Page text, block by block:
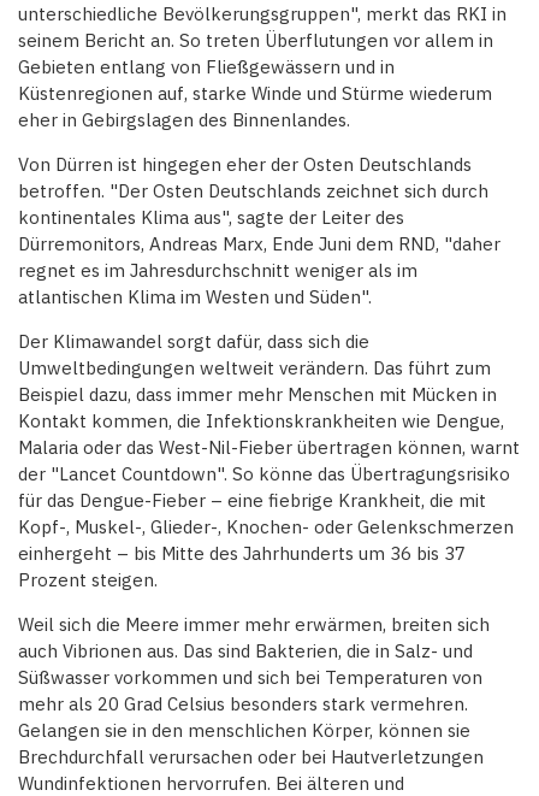
unterschiedliche Bevölkerungsgruppen", merkt das RKI in
seinem Bericht an. So treten Überflutungen vor allem in
Gebieten entlang von Fließgewässern und in
Küstenregionen auf, starke Winde und Stürme wiederum
eher in Gebirgslagen des Binnenlandes.
Von Dürren ist hingegen eher der Osten Deutschlands
betroffen. "Der Osten Deutschlands zeichnet sich durch
kontinentales Klima aus", sagte der Leiter des
Dürremonitors, Andreas Marx, Ende Juni dem RND, "daher
regnet es im Jahresdurchschnitt weniger als im
atlantischen Klima im Westen und Süden".
Der Klimawandel sorgt dafür, dass sich die
Umweltbedingungen weltweit verändern. Das führt zum
Beispiel dazu, dass immer mehr Menschen mit Mücken in
Kontakt kommen, die Infektionskrankheiten wie Dengue,
Malaria oder das West-Nil-Fieber übertragen können, warnt
der "Lancet Countdown". So könne das Übertragungsrisiko
für das Dengue-Fieber – eine fiebrige Krankheit, die mit
Kopf-, Muskel-, Glieder-, Knochen- oder Gelenkschmerzen
einhergeht – bis Mitte des Jahrhunderts um 36 bis 37
Prozent steigen.
Weil sich die Meere immer mehr erwärmen, breiten sich
auch Vibrionen aus. Das sind Bakterien, die in Salz- und
Süßwasser vorkommen und sich bei Temperaturen von
mehr als 20 Grad Celsius besonders stark vermehren.
Gelangen sie in den menschlichen Körper, können sie
Brechdurchfall verursachen oder bei Hautverletzungen
Wundinfektionen hervorrufen. Bei älteren und